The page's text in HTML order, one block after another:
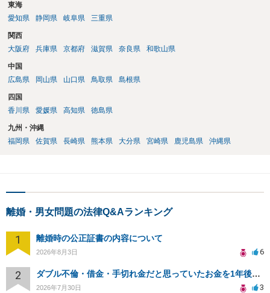
東海
愛知県
静岡県 岐阜県 三重県
関西
大阪府
兵庫県 京都府 滋賀県 奈良県 和歌山県
中国
広島県
岡山県 山口県 鳥取県 島根県
四国
香川県
愛媛県 高知県 徳島県
九州・沖縄
福岡県
佐賀県 長崎県 熊本県 大分県 宮崎県 鹿児島県 沖縄県
離婚・男女問題の法律Q&Aランキング
1 離婚時の公正証書の内容について
2026年8月3日 6
2 ダブル不倫・借金・手切れ金だと思っていたお金を1年後いまさら脅迫罪として通知書が来てまとめて請求
2026年7月30日 3